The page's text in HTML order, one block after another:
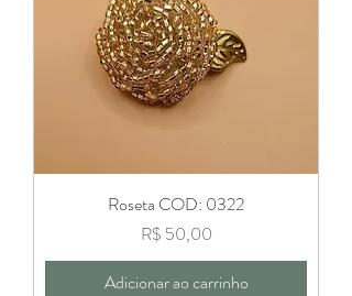
Roseta COD: 0322
Preço
R$ 50,00
Adicionar ao carrinho